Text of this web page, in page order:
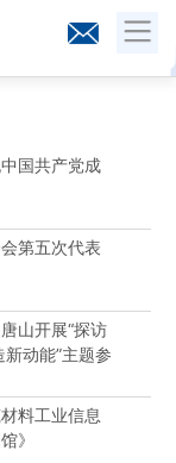
国共产党成
第五次代表
山开展“探访
动能”主题参
料工业信息
》